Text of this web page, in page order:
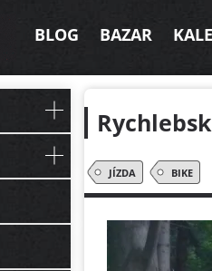
BLOG BAZAR
JÍZDA BIKE